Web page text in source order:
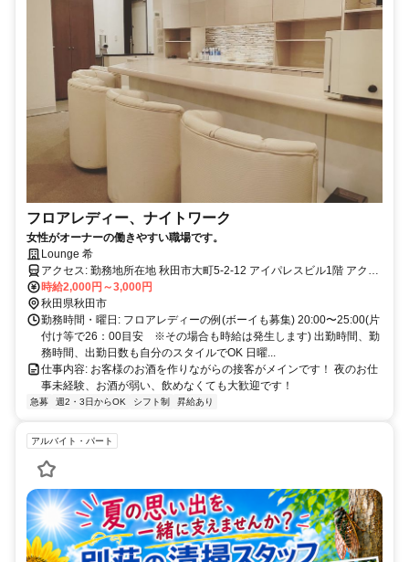
フロアレディー、ナイトワーク
女性がオーナーの働きやすい職場です。
Lounge 希
アクセス: 勤務地所在地 秋田市大町5-2-12 アイパレスビル1階 アクセ
ス 秋田駅 徒歩15分
時給2,000円～3,000円
秋田県秋田市
勤務時間・曜日: フロアレディーの例(ボーイも募集) 20:00〜25:00(片
付け等で26：00目安 ※その場合も時給は発生します) 出勤時間、勤
務時間、出勤日数も自分のスタイルでOK 日曜...
仕事内容: お客様のお酒を作りながらの接客がメインです！ 夜のお仕
事未経験、お酒が弱い、飲めなくても大歓迎です！
急募 週2・3日からOK シフト制 昇給あり
アルバイト・パート